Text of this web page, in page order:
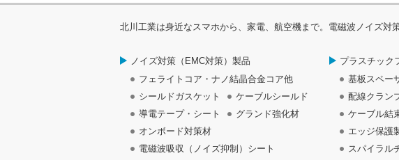
北川工業は身近なスマホから、家電、航空機まで。電磁波ノイズ対
ノイズ対策（EMC対策）製品
フェライトコア・ナノ結晶合金コア他
シールドガスケット
ケーブルシールド
導電テープ・シート
グランド強化材
オンボード対策材
電磁波吸収（ノイズ抑制）シート
プラスチック
基板スペー
配線クラン
ケーブル結
エッジ保護
スパイラル